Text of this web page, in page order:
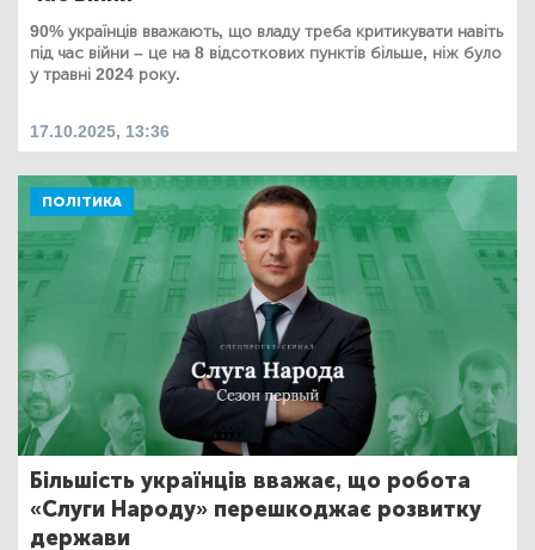
90% українців вважають, що владу треба критикувати навіть
під час війни – це на 8 відсоткових пунктів більше, ніж було
у травні 2024 року.
17.10.2025, 13:36
ПОЛІТИКА
Більшість українців вважає, що робота
«Слуги Народу» перешкоджає розвитку
держави